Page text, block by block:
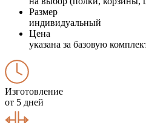
Размер
индивидуальный
Цена
указана за базовую
Изготовление
от 5 дней